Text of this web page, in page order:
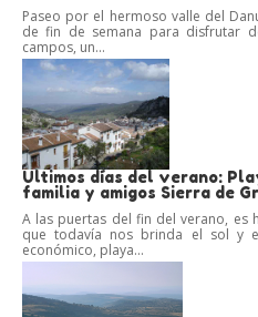
Paseo por el hermoso valle del
de fin de semana para disfrutar
campos, un...
Ultimos días del verano:
familia y amigos Sierra de
A las puertas del fin del verano, es
que todavía nos brinda el sol y
económico, playa...